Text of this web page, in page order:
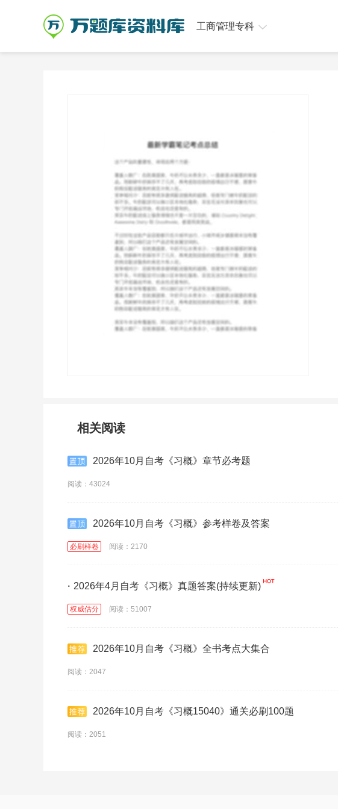
工商管理专科
相关阅读
2026年10月自考《习概》章节必考题
阅读：43024
2026年10月自考《习概》参考样卷及答案
必刷样卷 阅读：2170
· 2026年4月自考《习概》真题答案(持续更新)
权威估分 阅读：51007
2026年10月自考《习概》全书考点大集合
阅读：2047
2026年10月自考《习概15040》通关必刷100题
阅读：2051